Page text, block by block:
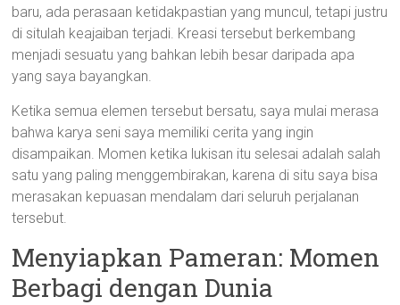
baru, ada perasaan ketidakpastian yang muncul, tetapi justru
di situlah keajaiban terjadi. Kreasi tersebut berkembang
menjadi sesuatu yang bahkan lebih besar daripada apa
yang saya bayangkan.
Ketika semua elemen tersebut bersatu, saya mulai merasa
bahwa karya seni saya memiliki cerita yang ingin
disampaikan. Momen ketika lukisan itu selesai adalah salah
satu yang paling menggembirakan, karena di situ saya bisa
merasakan kepuasan mendalam dari seluruh perjalanan
tersebut.
Menyiapkan Pameran: Momen
Berbagi dengan Dunia